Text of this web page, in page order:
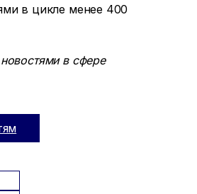
в цикле менее 400
в сфере